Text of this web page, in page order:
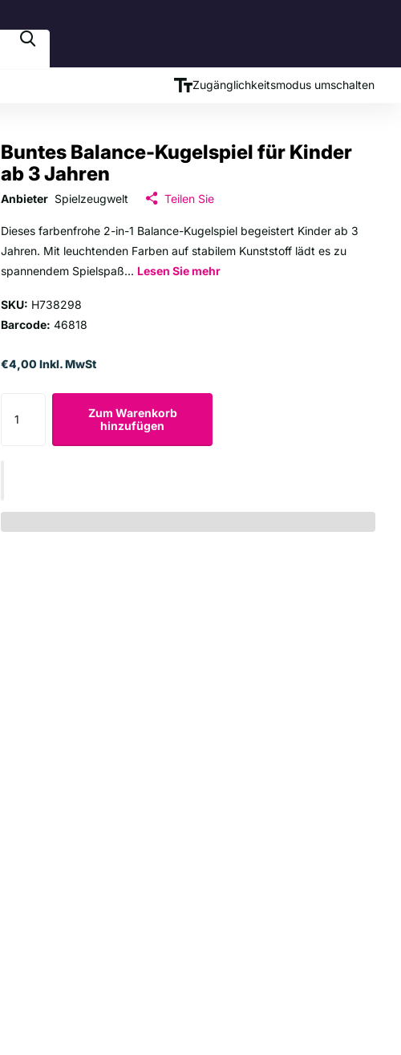
Zugänglichkeitsmodus umschalten
Buntes Balance-Kugelspiel für Kinder
ab 3 Jahren
Anbieter Spielzeugwelt Teilen Sie
Dieses farbenfrohe 2-in-1 Balance-Kugelspiel begeistert Kinder ab 3
Jahren. Mit leuchtenden Farben auf stabilem Kunststoff lädt es zu
spannendem Spielspaß... Lesen Sie mehr
SKU: H738298
Barcode: 46818
€4,00 Inkl. MwSt
Zum Warenkorb
hinzufügen